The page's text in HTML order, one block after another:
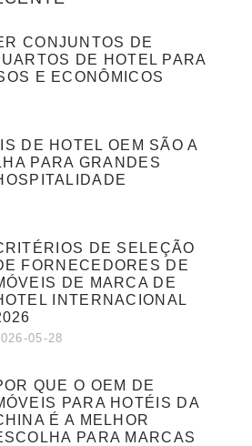
CONJUNTOS DE
DE HOTEL PARA
E ECONÔMICOS
DE HOTEL OEM SÃO A
PARA GRANDES
DE SELEÇÃO
FORNECEDORES DE
DE MARCA DE
INTERNACIONAL
05-28
QUE O OEM DE
PARA HOTÉIS DA
É A MELHOR
PARA MARCAS